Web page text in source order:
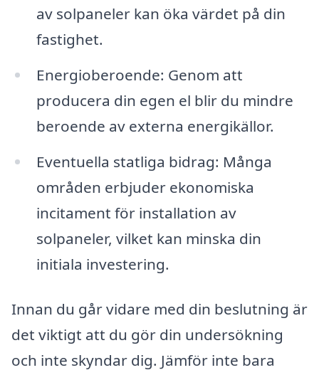
av solpaneler kan öka värdet på din
fastighet.
Energioberoende: Genom att
producera din egen el blir du mindre
beroende av externa energikällor.
Eventuella statliga bidrag: Många
områden erbjuder ekonomiska
incitament för installation av
solpaneler, vilket kan minska din
initiala investering.
Innan du går vidare med din beslutning är
det viktigt att du gör din undersökning
och inte skyndar dig. Jämför inte bara